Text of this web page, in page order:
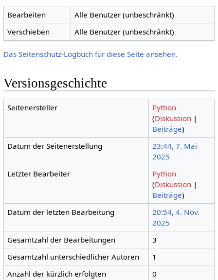
Bearbeiten
Alle Benutzer (unbeschränkt)
Verschieben
Alle Benutzer (unbeschränkt)
Das Seitenschutz-Logbuch für diese Seite ansehen.
Versionsgeschichte
Seitenersteller
Python
(Diskussion |
Beiträge)
Datum der Seitenerstellung
23:44, 7. Mai
2025
Letzter Bearbeiter
Python
(Diskussion |
Beiträge)
Datum der letzten Bearbeitung
20:54, 4. Nov.
2025
Gesamtzahl der Bearbeitungen
3
Gesamtzahl unterschiedlicher Autoren
1
Anzahl der kürzlich erfolgten
0